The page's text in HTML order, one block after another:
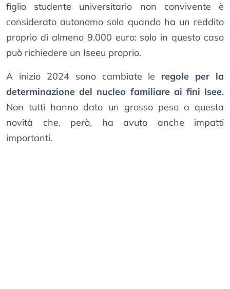
figlio studente universitario non convivente è
considerato autonomo solo quando ha un reddito
proprio di almeno 9.000 euro: solo in questo caso
può richiedere un Iseeu proprio.
A inizio 2024 sono cambiate le regole per la
determinazione del nucleo familiare ai fini Isee.
Non tutti hanno dato un grosso peso a questa
novità che, però, ha avuto anche impatti
importanti.